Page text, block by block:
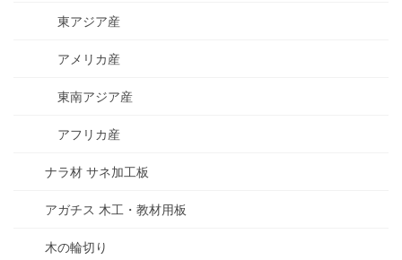
東アジア産
アメリカ産
東南アジア産
アフリカ産
ナラ材 サネ加工板
アガチス 木工・教材用板
木の輪切り